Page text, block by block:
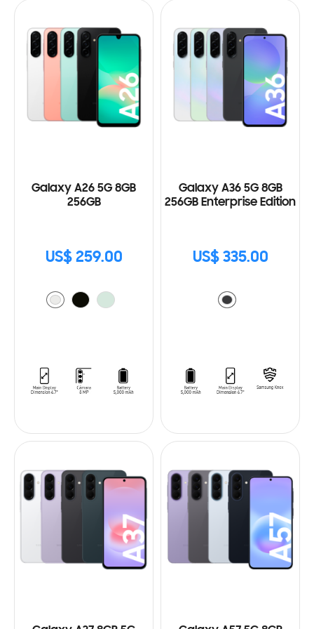
Galaxy A26 5G 8GB
256GB
US$ 259.00
Galaxy A36 5G 8GB
256GB Enterprise Edition
US$ 335.00